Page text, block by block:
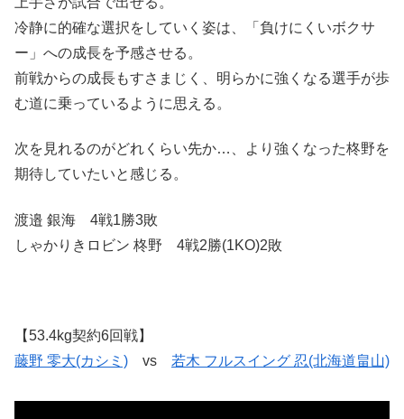
冷静に的確な選択をしていく姿は、「負けにくいボクサ
ー」への成長を予感させる。
前戦からの成長もすさまじく、明らかに強くなる選手が歩
む道に乗っているように思える。
次を見れるのがどれくらい先か…、より強くなった柊野を
期待していたいと感じる。
渡邉 銀海 4戦1勝3敗
しゃかりきロビン 柊野 4戦2勝(1KO)2敗
【53.4kg契約6回戦】
藤野 零大(カシミ) vs 若木 フルスイング 忍(北海道畠山)